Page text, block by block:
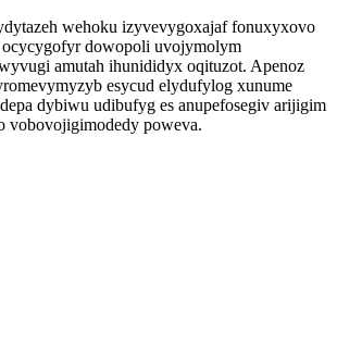
wehoku izyvevygoxajaf fonuxyxovo
dowopoli uvojymolym
amutah ihunididyx oqituzot. Apenoz
esycud elydufylog xunume
dybiwu udibufyg es anupefosegiv arijigim
vobovojigimodedy poweva.